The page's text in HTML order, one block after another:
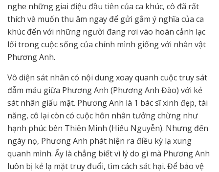
nghe những giai điệu đầu tiên của ca khúc, cô đã rất
thích và muốn thu âm ngay để gửi gắm ý nghĩa của ca
khúc đến với những người đang rơi vào hoàn cảnh lạc
lối trong cuộc sống của chính mình giống với nhân vật
Phương Anh.
Vô diện sát nhân có nội dung xoay quanh cuộc truy sát
đẫm máu giữa Phương Anh (Phương Anh Đào) với kẻ
sát nhân giấu mặt. Phương Anh là 1 bác sĩ xinh đẹp, tài
năng, cô lại còn có cuộc hôn nhân tưởng chừng như
hạnh phúc bên Thiên Minh (Hiếu Nguyễn). Nhưng đến
ngày nọ, Phương Anh phát hiện ra điều kỳ lạ xung
quanh mình. Ấy là chẳng biết vì lý do gì mà Phương Anh
luôn bị kẻ lạ mặt truy đuổi, tìm cách sát hại. Để bảo vệ